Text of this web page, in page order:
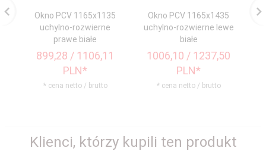
Okno PCV 1165x1135
uchylno-rozwierne
prawe białe
899,28 / 1106,11
PLN*
* cena netto / brutto
Okno PCV 1165x1435
uchylno-rozwierne lewe
białe
1006,10 / 1237,50
PLN*
* cena netto / brutto
Klienci, którzy kupili ten produkt